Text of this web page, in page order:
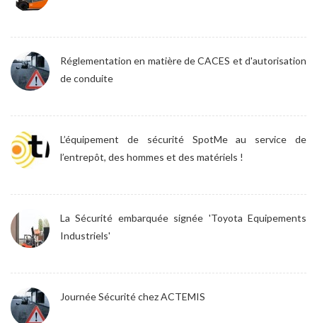
Réglementation en matière de CACES et d'autorisation
de conduite
L’équipement de sécurité SpotMe au service de
l’entrepôt, des hommes et des matériels !
La Sécurité embarquée signée 'Toyota Equipements
Industriels'
Journée Sécurité chez ACTEMIS